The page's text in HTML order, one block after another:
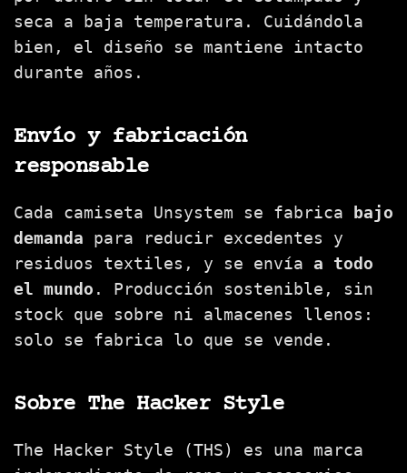
seca a baja temperatura. Cuidándola
bien, el diseño se mantiene intacto
durante años.
Envío y fabricación
responsable
Cada camiseta Unsystem se fabrica
bajo
demanda para reducir excedentes y
residuos textiles, y se envía a todo
el mundo . Producción sostenible, sin
stock que sobre ni almacenes llenos:
solo se fabrica lo que se vende.
Sobre The Hacker Style
The Hacker Style (THS) es una marca